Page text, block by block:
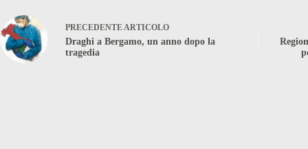
PRECEDENTE ARTICOLO
Draghi a Bergamo, un anno dopo la
tragedia